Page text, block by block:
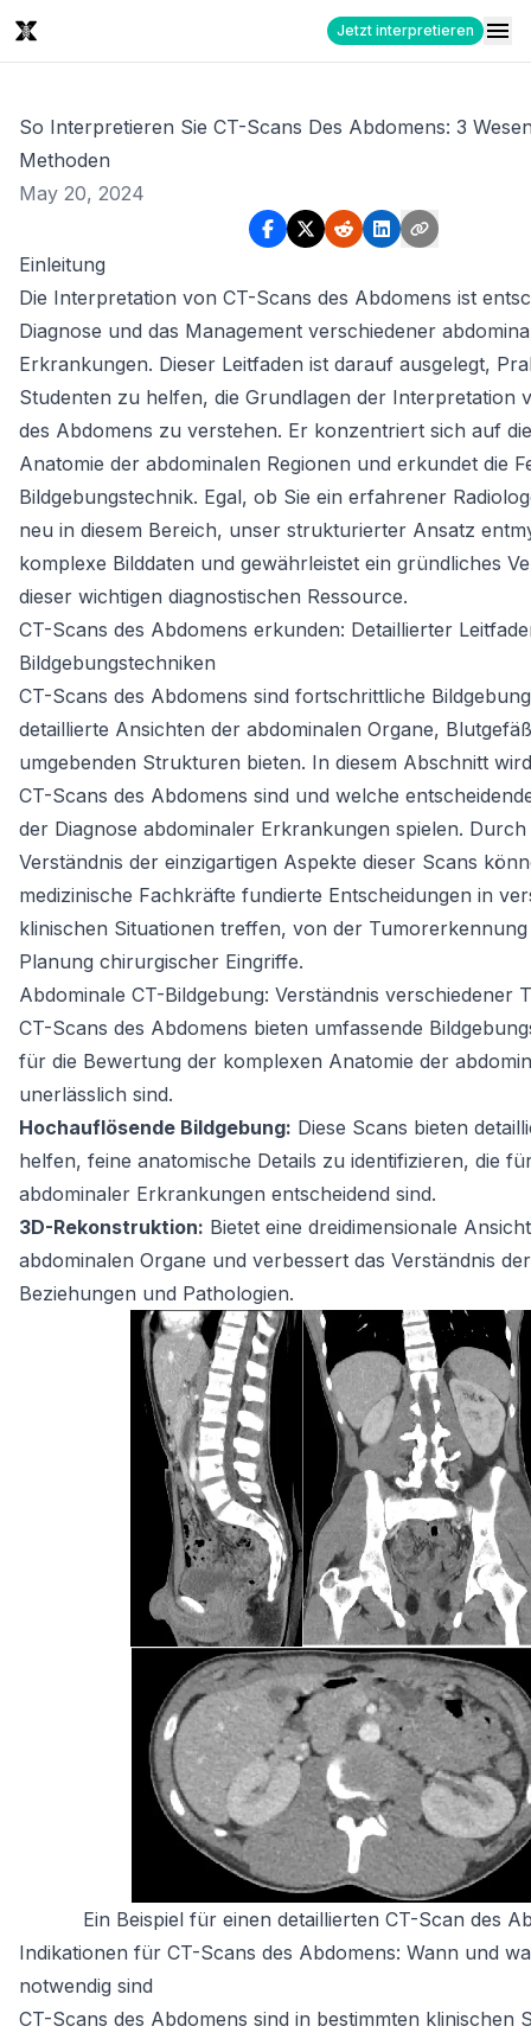
Jetzt interpretieren
So Interpretieren Sie CT-Scans Des Abdomens: 3
Methoden
May 20, 2024
Einleitung
Die Interpretation von CT-Scans des Abdomens ist
Diagnose und das Management verschiedener
Erkrankungen. Dieser Leitfaden ist darauf ausgelegt,
Studenten zu helfen, die Grundlagen der Interpretation
des Abdomens zu verstehen. Er konzentriert sich auf
Anatomie der abdominalen Regionen und erkundet die
Bildgebungstechnik. Egal, ob Sie ein erfahrener
neu in diesem Bereich, unser strukturierter Ansatz
komplexe Bilddaten und gewährleistet ein gründliches
dieser wichtigen diagnostischen Ressource.
CT-Scans des Abdomens erkunden: Detaillierter
Bildgebungstechniken
CT-Scans des Abdomens sind fortschrittliche
detaillierte Ansichten der abdominalen Organe,
umgebenden Strukturen bieten. In diesem Abschnitt
CT-Scans des Abdomens sind und welche
der Diagnose abdominaler Erkrankungen spielen. Durch
Verständnis der einzigartigen Aspekte dieser Scans
medizinische Fachkräfte fundierte Entscheidungen in
klinischen Situationen treffen, von der
Planung chirurgischer Eingriffe.
Abdominale CT-Bildgebung: Verständnis verschiedener
CT-Scans des Abdomens bieten umfassende
für die Bewertung der komplexen Anatomie der
unerlässlich sind.
Hochauflösende Bildgebung: Diese Scans bieten
helfen, feine anatomische Details zu identifizieren, die
abdominaler Erkrankungen entscheidend sind.
3D-Rekonstruktion: Bietet eine dreidimensionale
abdominalen Organe und verbessert das Verständnis
Beziehungen und Pathologien.
Ein Beispiel für einen detaillierten CT-Scan des
Indikationen für CT-Scans des Abdomens: Wann und
notwendig sind
CT-Scans des Abdomens sind in bestimmten klinischen